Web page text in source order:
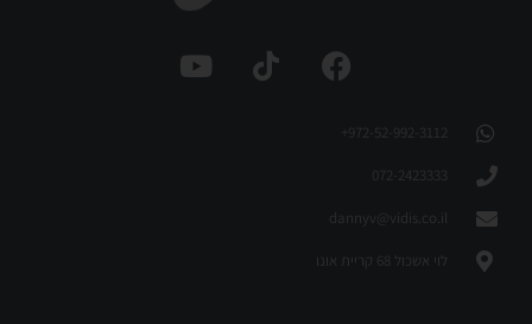
972-52-992-3112⁩+
072-2423333
dannyv@vidis.co.il
לוי אשכול 68 קריית אונו